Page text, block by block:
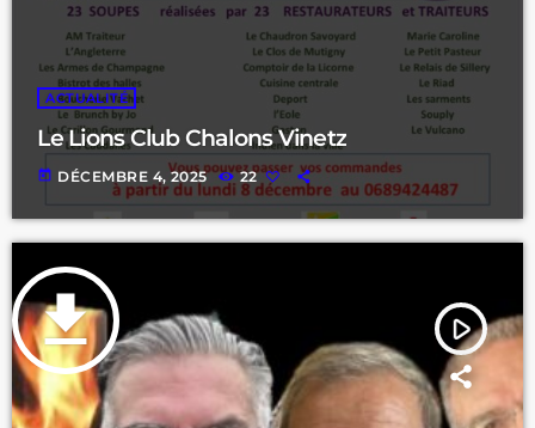
ACTUALITÉ
Le Lions Club Chalons Vinetz
today DÉCEMBRE 4, 2025 22
play_arrow
file_download